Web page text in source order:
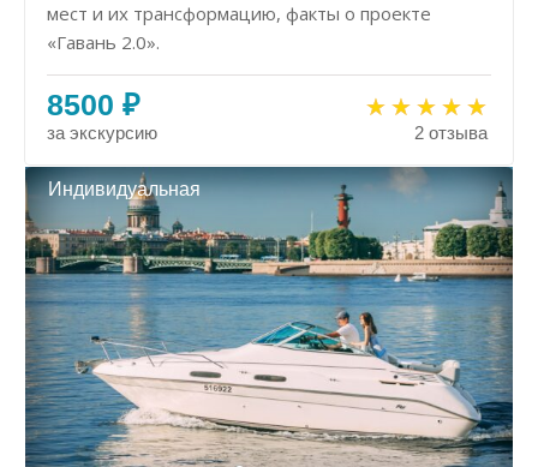
мест и их трансформацию, факты о проекте
«Гавань 2.0».
8500 ₽
за экскурсию 2 отзыва
Индивидуальная